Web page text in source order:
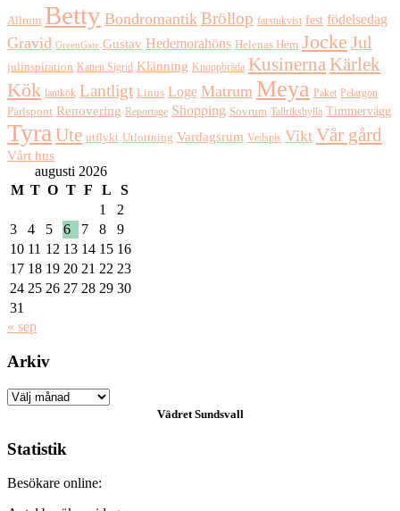
Allrum Betty Bondromantik Bröllop farstukvist fest födelsedag
Gravid GreenGate Gustav Hedemorahöns Helenas Hem Jocke Jul
julinspiration Katten Sigrid Klänning Knoppbräda KusinernaKärlek
Kök lantkök Lantligt Linus Loge Matrum Meya Paket Pelargon
Pärlspont Renovering Reportage Shopping Sovrum Tallrikshylla Timmervägg
TyraUte utflykt Utlottning Vardagsrum Vedspis Vikt Vår gård
Vårt hus
augusti 2026
M T O T F L
S
1
2
3
4 5 6 7 8
9
10 11 12 13 14 15 16
17 18 19 20 21 22 23
24 25 26 27 28 29 30
31
« sep
Arkiv
Arkiv
VädretSundsvall
Statistik
Besökare online: